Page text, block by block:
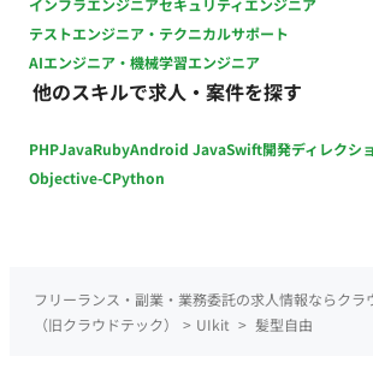
インフラエンジニアセキュリティエンジニア
テストエンジニア・テクニカルサポート
AIエンジニア・機械学習エンジニア
他のスキルで求人・案件を探す
PHPJavaRubyAndroid JavaSwift開発ディレクシ
Objective-CPython
フリーランス・副業・業務委託の求人情報ならクラ
（旧クラウドテック）
> UIkit > 髪型自由